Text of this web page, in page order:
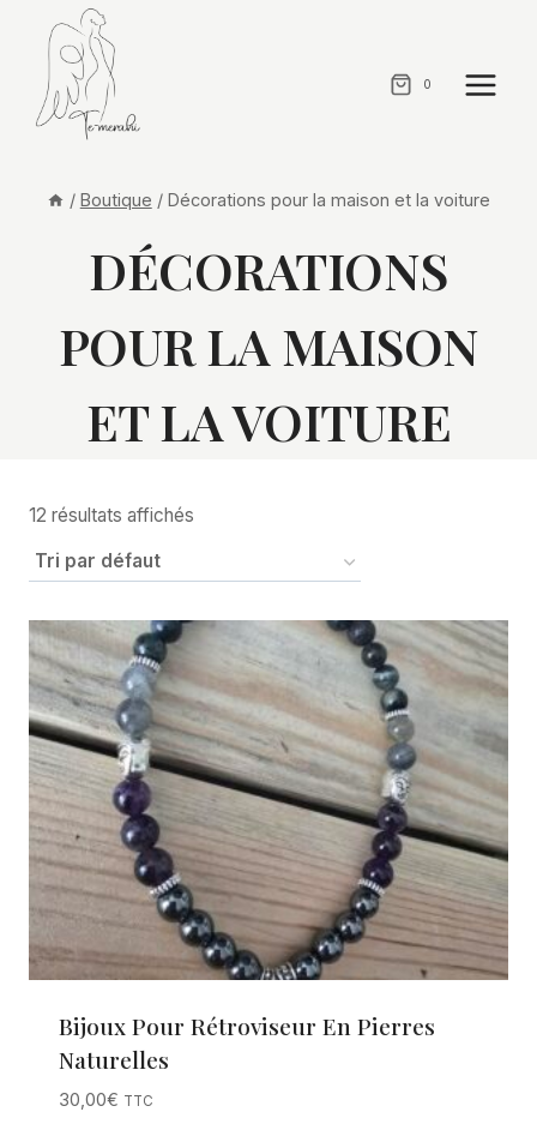
contenu
0
/ Boutique / Décorations pour la maison et la voiture
DÉCORATIONS
POUR LA MAISON
ET LA VOITURE
12 résultats affichés
Bijoux Pour Rétroviseur En Pierres
Naturelles
30,00€ TTC